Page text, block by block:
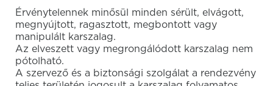
Érvénytelennek minősül minden sérült, elvágott,
megnyújtott, ragasztott, megbontott vagy
manipulált karszalag.
Az elveszett vagy megrongálódott karszalag nem
pótolható.
A szervező és a biztonsági szolgálat a rendezvény